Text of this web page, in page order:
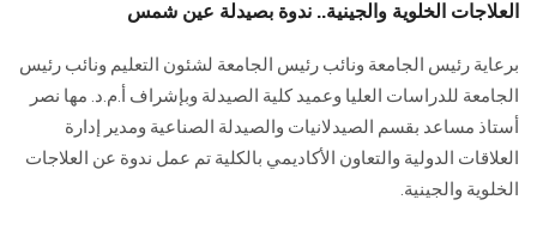
الزائـرون
سجل الان
العلاجات الخلوية والجينية.. ندوة بصيدلة عين شمس
برعاية رئيس الجامعة ونائب رئيس الجامعة لشئون التعليم ونائب رئيس
الجامعة للدراسات العليا وعميد كلية الصيدلة وبإشراف أ.م.د. مها نصر
أستاذ مساعد بقسم الصيدلانيات والصيدلة الصناعية ومدير إدارة
العلاقات الدولية والتعاون الأكاديمي بالكلية تم عمل ندوة عن العلاجات
الخلوية والجينية.